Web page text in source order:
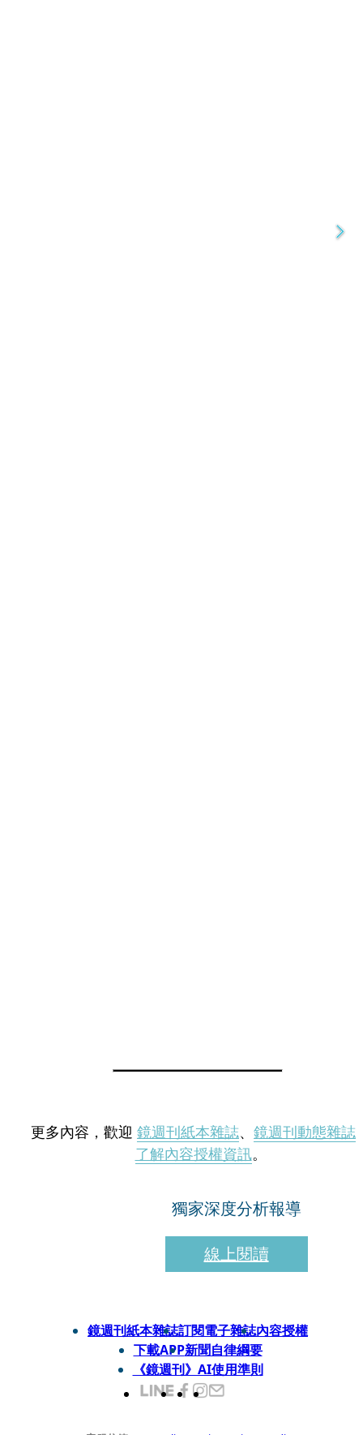
更多內容，歡迎 鏡週刊紙本雜誌、 鏡週刊動態雜誌
了解內容授權資訊。
獨家深度分析報導
線上閱讀
鏡週刊紙本雜誌訂閱電子雜誌內容授權
下載APP新聞自律綱要
《鏡週刊》AI使用準則